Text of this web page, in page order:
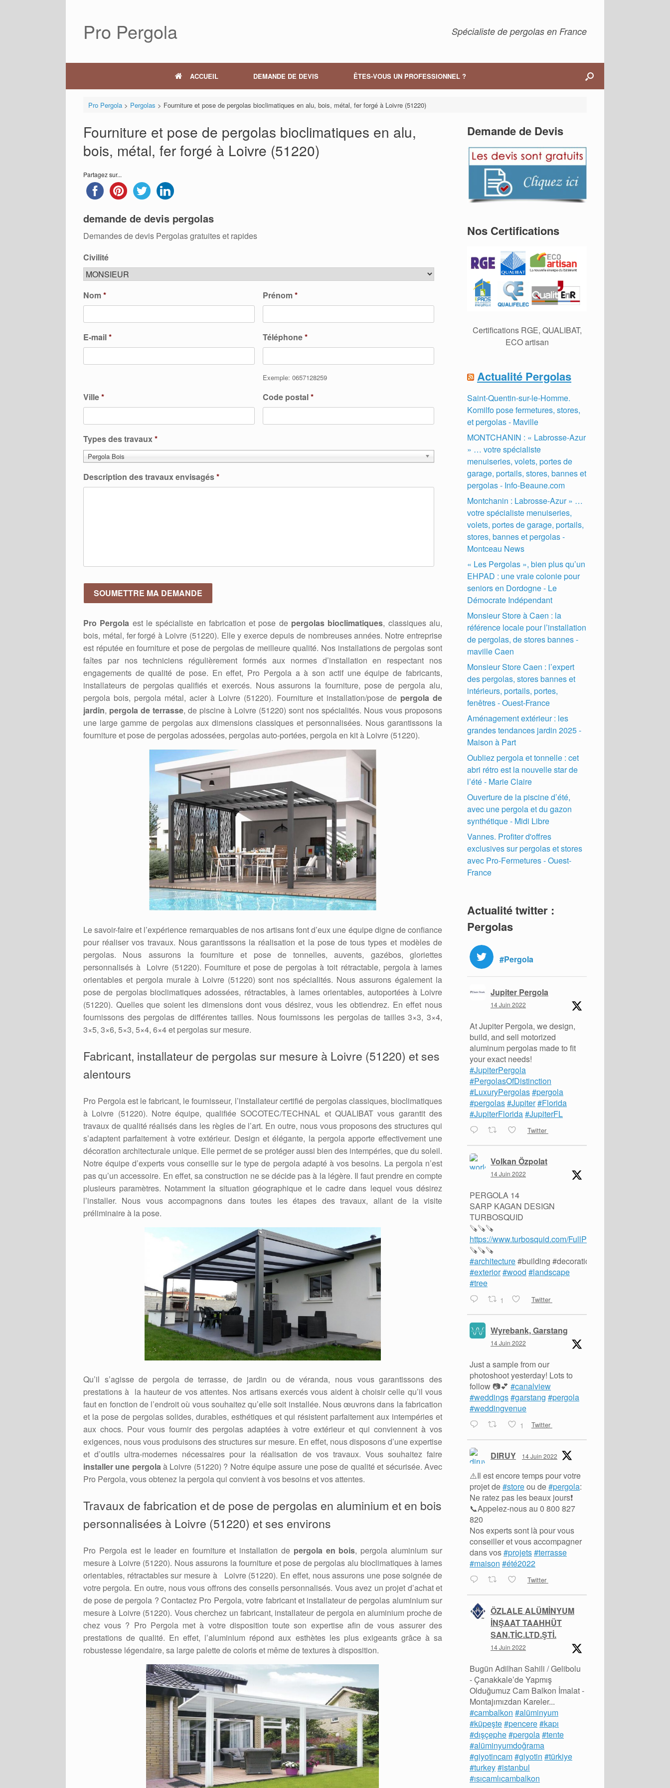
contentPro Pergola Spécialiste de pergolas en France
ACCUEIL DEMANDE DE DEVIS ÊTES-VOUS UN PROFESSIONNEL ?
Pro Pergola> Pergolas > Fourniture et pose de pergolas bioclimatiques en alu, bois, métal, fer forgé à Loivre (51220)
Fourniture et pose de pergolas bioclimatiques en alu,
bois, métal, fer forgé à Loivre (51220)
Partagez sur...
demande de devis pergolas
Demandes de devis Pergolas gratuites et rapides
Civilité
Nom* Prénom*
E-mail* Téléphone*
Exemple: 0657128259
Ville* Code postal*
Types des travaux*
Pergola Bois
Description des travaux envisagés*
Pro Pergola est le spécialiste en fabrication et pose de pergolas bioclimatiques, classiques alu,
bois, métal, fer forgé à Loivre (51220). Elle y exerce depuis de nombreuses années. Notre entreprise
est réputée en fourniture et pose de pergolas de meilleure qualité. Nos installations de pergolas sont
faîtes par nos techniciens régulièrement formés aux normes d’installation en respectant nos
engagements de qualité de pose. En effet, Pro Pergola a à son actif une équipe de fabricants,
installateurs de pergolas qualifiés et exercés. Nous assurons la fourniture, pose de pergola alu,
pergola bois, pergola métal, acier à Loivre (51220). Fourniture et installation/pose de pergola de
jardin, pergola de terrasse, de piscine à Loivre (51220) sont nos spécialités. Nous vous proposons
une large gamme de pergolas aux dimensions classiques et personnalisées. Nous garantissons la
fourniture et pose de pergolas adossées, pergolas auto-portées, pergola en kit à Loivre (51220).
Le savoir-faire et l’expérience remarquables de nos artisans font d’eux une équipe digne de confiance
pour réaliser vos travaux. Nous garantissons la réalisation et la pose de tous types et modèles de
pergolas. Nous assurons la fourniture et pose de tonnelles, auvents, gazébos, gloriettes
personnalisés à Loivre (51220). Fourniture et pose de pergolas à toit rétractable, pergola à lames
orientables et pergola murale à Loivre (51220) sont nos spécialités. Nous assurons également la
pose de pergolas bioclimatiques adossées, rétractables, à lames orientables, autoportées à Loivre
(51220). Quelles que soient les dimensions dont vous désirez, vous les obtiendrez. En effet nous
fournissons des pergolas de différentes tailles. Nous fournissons les pergolas de tailles 3×3, 3×4,
3×5, 3×6, 5×3, 5×4, 6×4 et pergolas sur mesure.
Fabricant, installateur de pergolas sur mesure à Loivre (51220) et ses
alentours
Pro Pergola est le fabricant, le fournisseur, l’installateur certifié de pergolas classiques, bioclimatiques
à Loivre (51220). Notre équipe, qualifiée SOCOTEC/TECHNAL et QUALIBAT vous garantit des
travaux de qualité réalisés dans les règles de l’art. En outre, nous vous proposons des structures qui
s’adaptent parfaitement à votre extérieur. Design et élégante, la pergola apporte effectivement une
décoration architecturale unique. Elle permet de se protéger aussi bien des intempéries, que du soleil.
Notre équipe d’experts vous conseille sur le type de pergola adapté à vos besoins. La pergola n’est
pas qu’un accessoire. En effet, sa construction ne se décide pas à la légère. Il faut prendre en compte
plusieurs paramètres. Notamment la situation géographique et le cadre dans lequel vous désirez
l’installer. Nous vous accompagnons dans toutes les étapes des travaux, allant de la visite
préliminaire à la pose.
Qu’il s’agisse de pergola de terrasse, de jardin ou de véranda, nous vous garantissons des
prestations à la hauteur de vos attentes. Nos artisans exercés vous aident à choisir celle qu’il vous
faut en fonction de l’endroit où vous souhaitez qu’elle soit installée. Nous œuvrons dans la fabrication
et la pose de pergolas solides, durables, esthétiques et qui résistent parfaitement aux intempéries et
aux chocs. Pour vous fournir des pergolas adaptées à votre extérieur et qui conviennent à vos
exigences, nous vous produisons des structures sur mesure. En effet, nous disposons d’une expertise
et d’outils ultra-modernes nécessaires pour la réalisation de vos travaux. Vous souhaitez faire
installer une pergolaà Loivre (51220) ? Notre équipe assure une pose de qualité et sécurisée. Avec
Pro Pergola, vous obtenez la pergola qui convient à vos besoins et vos attentes.
Travaux de fabrication et de pose de pergolas en aluminium et en bois
personnalisées à Loivre (51220) et ses environs
Pro Pergola est le leader en fourniture et installation de pergola en bois, pergola aluminium sur
mesure à Loivre (51220). Nous assurons la fourniture et pose de pergolas alu bioclimatiques à lames
orientables, rétractables sur mesure à Loivre (51220). En effet, nous assurons une pose soignée de
votre pergola. En outre, nous vous offrons des conseils personnalisés. Vous avez un projet d’achat et
de pose de pergola ? Contactez Pro Pergola, votre fabricant et installateur de pergolas aluminium sur
mesure à Loivre (51220). Vous cherchez un fabricant, installateur de pergola en aluminium proche de
chez vous ? Pro Pergola met à votre disposition toute son expertise afin de vous assurer des
prestations de qualité. En effet, l’aluminium répond aux esthètes les plus exigeants grâce à sa
robustesse légendaire, sa large palette de coloris et même de textures à disposition.
Demande de Devis
Nos Certifications
Certifications RGE, QUALIBAT,
ECO artisan
Actualité Pergolas
Saint-Quentin-sur-le-Homme.
Komilfo pose fermetures, stores,
et pergolas - Maville
MONTCHANIN : « Labrosse-Azur
» … votre spécialiste
menuiseries, volets, portes de
garage, portails, stores, bannes et
pergolas - Info-Beaune.com
Montchanin : Labrosse-Azur » …
votre spécialiste menuiseries,
volets, portes de garage, portails,
stores, bannes et pergolas -
Montceau News
« Les Pergolas », bien plus qu’un
EHPAD : une vraie colonie pour
seniors en Dordogne - Le
Démocrate Indépendant
Monsieur Store à Caen : la
référence locale pour l’installation
de pergolas, de stores bannes -
maville Caen
Monsieur Store Caen : l’expert
des pergolas, stores bannes et
intérieurs, portails, portes,
fenêtres - Ouest-France
Aménagement extérieur : les
grandes tendances jardin 2025 -
Maison à Part
Oubliez pergola et tonnelle : cet
abri rétro est la nouvelle star de
l’été - Marie Claire
Ouverture de la piscine d’été,
avec une pergola et du gazon
synthétique - Midi Libre
Vannes. Profiter d'offres
exclusives sur pergolas et stores
avec Pro-Fermetures - Ouest-
France
Actualité twitter :
Pergolas
#Pergola
Jupiter Pergola
14 Juin 2022
At Jupiter Pergola, we design,
build, and sell motorized
aluminum pergolas made to fit
your exact needs!
#JupiterPergola
#PergolasOfDistinction
#LuxuryPergolas#pergola
#pergolas#Jupiter#Florida
#JupiterFlorida#JupiterFL
Twitter
Volkan Özpolat
14 Juin 2022
PERGOLA 14
SARP KAGAN DESIGN
TURBOSQUID
🪚🪚🪚
https://www.turbosquid.com/FullPreview/Index.cfm/ID/
🪚🪚🪚
#architecture#building #decoration #design #garden
#exterior#wood #landscape
#tree
1 Twitter
Wyrebank, Garstang
14 Juin 2022
Just a sample from our
photoshoot yesterday! Lots to
follow 📷💕#canalview
#weddings#garstang #pergola
#weddingvenue
1 Twitter
DIRUY 14 Juin 2022
⚠️Il est encore temps pour votre
projet de#storeou de#pergola:
Ne ratez pas les beaux jours❗️
📞Appelez-nous au 0 800 827
820
Nos experts sont là pour vous
conseiller et vous accompagner
dans vos#projets#terrasse
#maison #été2022
Twitter
ÖZLALE ALÜMİNYUM
İNŞAAT TAAHHÜT
SAN.TİC.LTD.ŞTİ.
14 Juin 2022
Bugün Adilhan Sahili / Gelibolu
- Çanakkale’de Yapmış
Olduğumuz Cam Balkon İmalat -
Montajımızdan Kareler...
#cambalkon #alüminyum
#küpeşte#pencere#kapı
#dışçephe#pergola#tente
#alüminyumdoğrama
#giyotincam#giyotin #türkiye
#turkey#istanbul
#ısıcamlıcambalkon